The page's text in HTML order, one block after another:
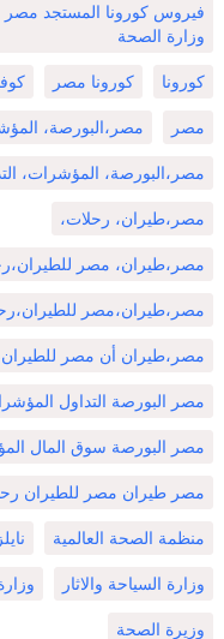
فيروس كورونا المستجد
وزارة الصحة
كورونا كورونا مصر
مصر مصر،البورصة،
مصر،البورصة، المؤشرات،
مصر،طيران، رحلات،
مصر،طيران، مصر
مصر،طيران،مصر
مصر،طيران أن مصر
مصر البورصة التداول
مصر البورصة سوق المال
مصر طيران مصر للطيران
منظمة الصحة العالمية
وزارة السياحة والاثار
وزيرة الصحة